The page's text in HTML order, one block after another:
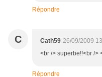
Répondre
C Cath59 26/09/2009
<br /> superbe!!<br />
Répondre